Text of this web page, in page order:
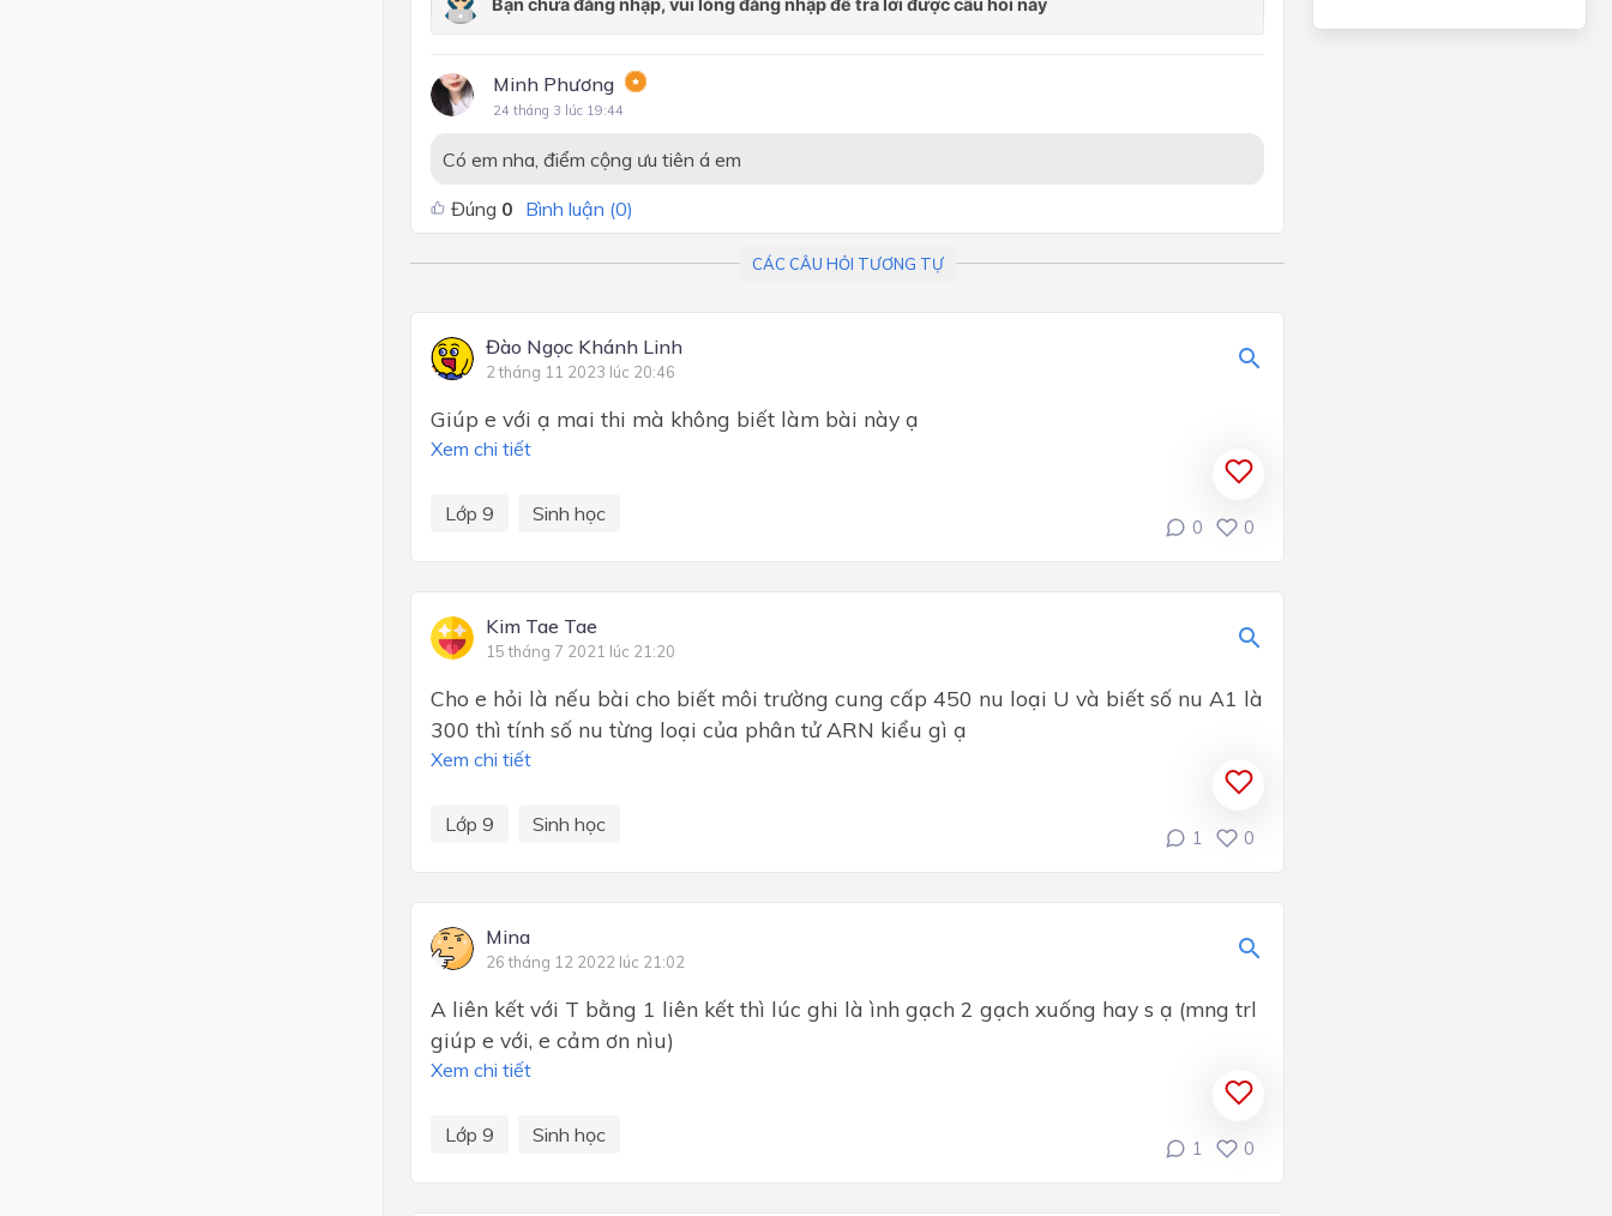
Minh Phương
24 tháng 3 lúc 19:44
Có em nha, điểm cộng ưu tiên á em
Đúng 0 Bình luận (0)
CÁC CÂU HỎI TƯƠNG TỰ
Đào Ngọc Khánh Linh
2 tháng 11 2023 lúc 20:46
Giúp e với ạ mai thi mà không biết làm bài này ạ
Xem chi tiết
Lớp 9 Sinh học
0 0
Kim Tae Tae
15 tháng 7 2021 lúc 21:20
Cho e hỏi là nếu bài cho biết môi trường cung cấp 450 nu loại U và biết số nu A1 là
300 thì tính số nu từng loại của phân tử ARN kiểu gì ạ
Xem chi tiết
Lớp 9 Sinh học
1 0
Mina
26 tháng 12 2022 lúc 21:02
A liên kết với T bằng 1 liên kết thì lúc ghi là ình gạch 2 gạch xuống hay s ạ (mng trl
giúp e với, e cảm ơn nìu)
Xem chi tiết
Lớp 9 Sinh học
1 0